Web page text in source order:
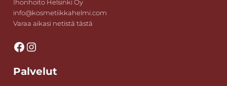
Ihonhoito Helsinki Oy
info@kosmetiikkahelmi.com
Varaa aikasi netistä tästä
Facebook Instagram
Palvelut